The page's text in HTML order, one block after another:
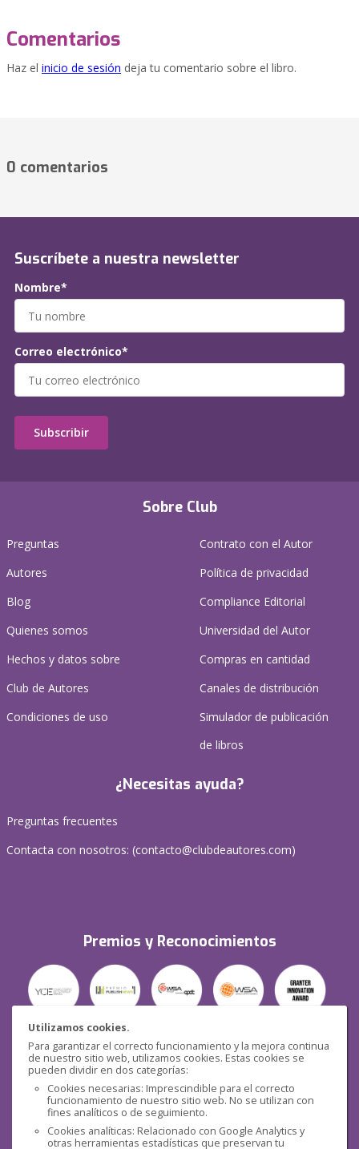
Utilizamos cookies.
Para garantizar el correcto funcionamiento y la mejora continua
de nuestro sitio web, utilizamos cookies. Estas cookies se
pueden dividir en dos categorías:
Cookies necesarias: Imprescindible para el correcto
funcionamiento de nuestro sitio web. No se utilizan con
fines analíticos o de seguimiento.
Cookies analíticas: Relacionado con Google Analytics y
otras herramientas estadísticas que preservan tu
Comentarios
Haz el inicio de sesión deja tu comentario sobre el libro.
0 comentarios
Sobre Club
Preguntas
Autores
Blog
Quienes somos
Hechos y datos sobre
Club de Autores
Condiciones de uso
Contrato con el Autor
Política de privacidad
Compliance Editorial
Universidad del Autor
Compras en cantidad
Canales de distribución
Simulador de publicación
de libros
¿Necesitas ayuda?
Preguntas frecuentes
Contacta con nosotros: (contacto@clubdeautores.com)
Premios y Reconocimientos
Seguridad
Suscríbete a nuestra newsletter
Nombre*
Correo electrónico*
Subscribir